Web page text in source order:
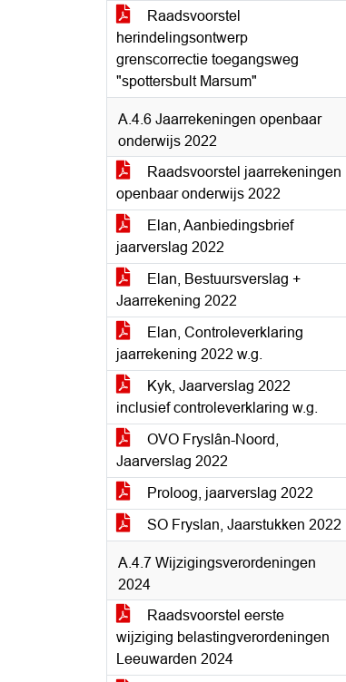
Raadsvoorstel
herindelingsontwerp
grenscorrectie toegangsweg
"spottersbult Marsum"
A.4.6 Jaarrekeningen openbaar
onderwijs 2022
Raadsvoorstel jaarrekeningen
openbaar onderwijs 2022
Elan, Aanbiedingsbrief
jaarverslag 2022
Elan, Bestuursverslag +
Jaarrekening 2022
Elan, Controleverklaring
jaarrekening 2022 w.g.
Kyk, Jaarverslag 2022
inclusief controleverklaring w.g.
OVO Fryslân-Noord,
Jaarverslag 2022
Proloog, jaarverslag 2022
SO Fryslan, Jaarstukken 2022
A.4.7 Wijzigingsverordeningen
2024
Raadsvoorstel eerste
wijziging belastingverordeningen
Leeuwarden 2024